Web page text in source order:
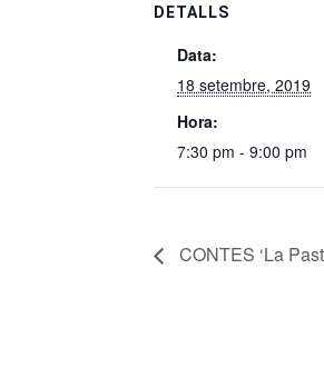
DETALLS
Data:
18 setembre, 2019
Hora:
7:30 pm - 9:00 pm
CONTES ‘La